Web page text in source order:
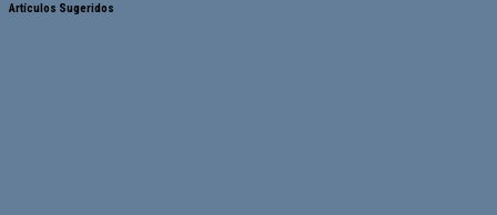
Artículos Sugeridos